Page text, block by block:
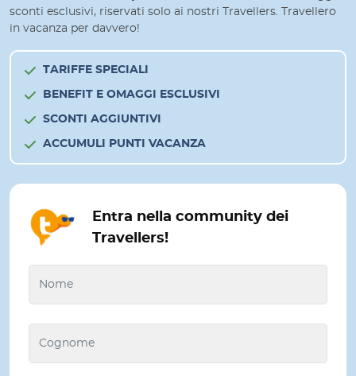
sconti esclusivi, riservati solo ai nostri Travellers. Travellero
in vacanza per davvero!
TARIFFE SPECIALI
BENEFIT E OMAGGI ESCLUSIVI
SCONTI AGGIUNTIVI
ACCUMULI PUNTI VACANZA
Entra nella community dei
Travellers!